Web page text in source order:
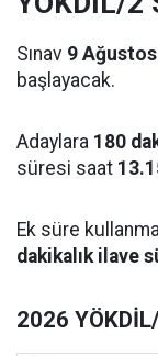
Sınav 9
başlayacak.
Adaylara 180
süresi saat
Ek süre
dakikalık ilave
2026